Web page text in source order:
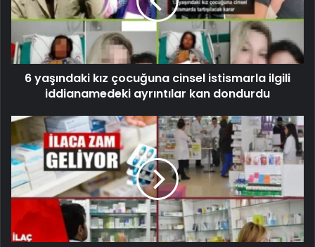
6 yaşındaki kız çocuğuna cinsel istismarla ilgili
iddianamedeki ayrıntılar kan dondurdu